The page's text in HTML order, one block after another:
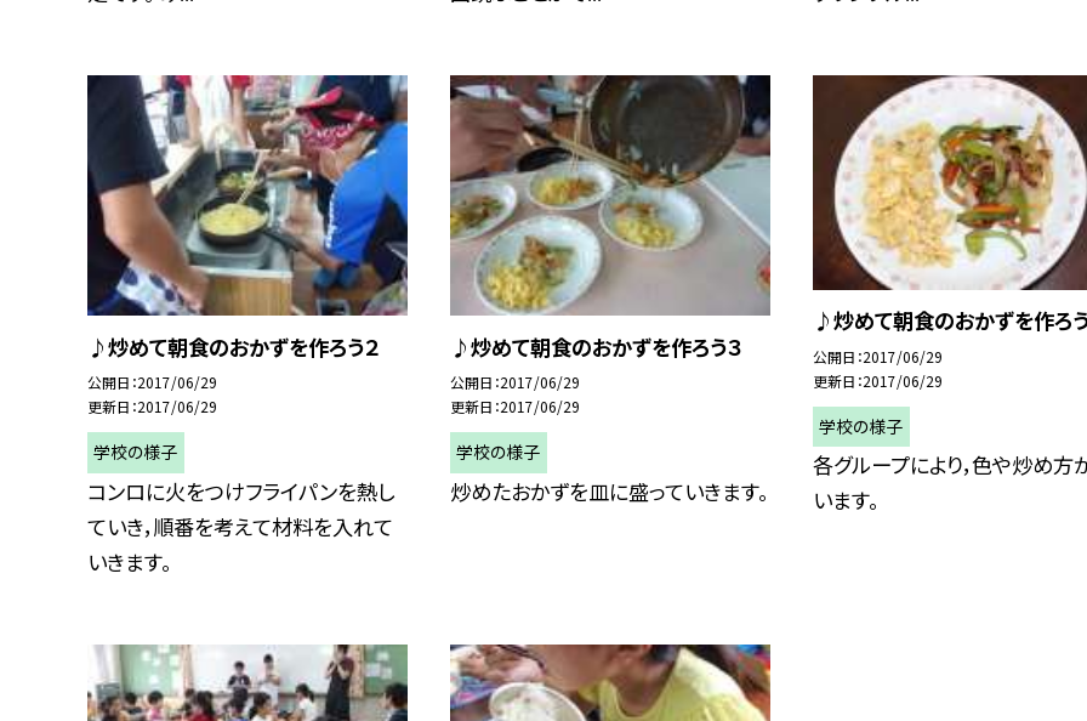
♪炒めて朝食のおかずを作ろう２
公開日 2017/06/29
更新日 2017/06/29
学校の様子
コンロに火をつけフライパンを熱し
ていき，順番を考えて材料を入れて
いきます。
♪炒めて朝食のおかずを作ろう３
公開日 2017/06/29
更新日 2017/06/29
学校の様子
炒めたおかずを皿に盛っていきます。
♪炒めて朝食のおかずを作ろ
公開日 2017/06/29
更新日 2017/06/29
学校の様子
各グループにより，色や炒め方
います。